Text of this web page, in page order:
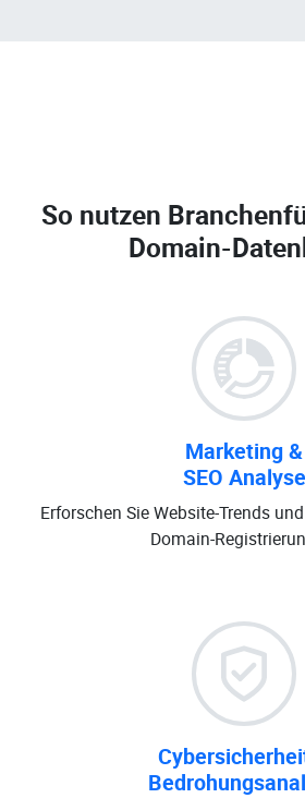
So nutzen
Domain-
Marketing &
SEO Analyse
Erforschen Sie Website-Trends
Domain-